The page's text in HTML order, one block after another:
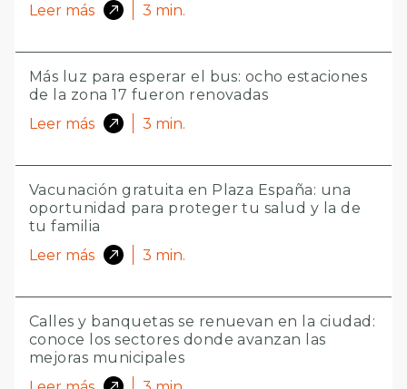
Leer más
3 min.
Más luz para esperar el bus: ocho estaciones
de la zona 17 fueron renovadas
Leer más
3 min.
Vacunación gratuita en Plaza España: una
oportunidad para proteger tu salud y la de
tu familia
Leer más
3 min.
Calles y banquetas se renuevan en la ciudad:
conoce los sectores donde avanzan las
mejoras municipales